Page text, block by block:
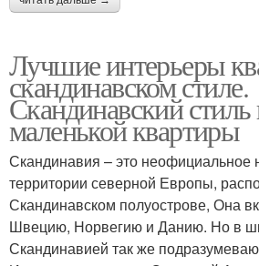
Лучшие интерьеры
скандинавском стиле.
Скандинавский стиль
маленькой квартиры
Скандинавия – это неофициальное
территории северной Европы,
Скандинавском полуострове, Она
Швецию, Норвегию и Данию. Но в
Скандинавией так же